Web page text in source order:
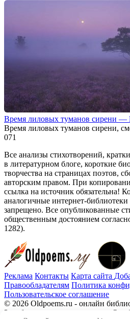
Время лиловых туманов сирени —
Время лиловых туманов сирени,
071
Все анализы стихотворений,
в литературном блоге, короткие
творчества на страницах поэтов,
авторским правом. При
ссылка на источник обязательна!
аналогичные интернет-
запрещено. Все опубликованные
общественным достоянием
1282).
Реклама Контакты Карта сайта
Правообладателям Политика
Пользовательское соглашение
© 2026 Oldpoems.ru - онлайн
Зарубежные авторы классики.